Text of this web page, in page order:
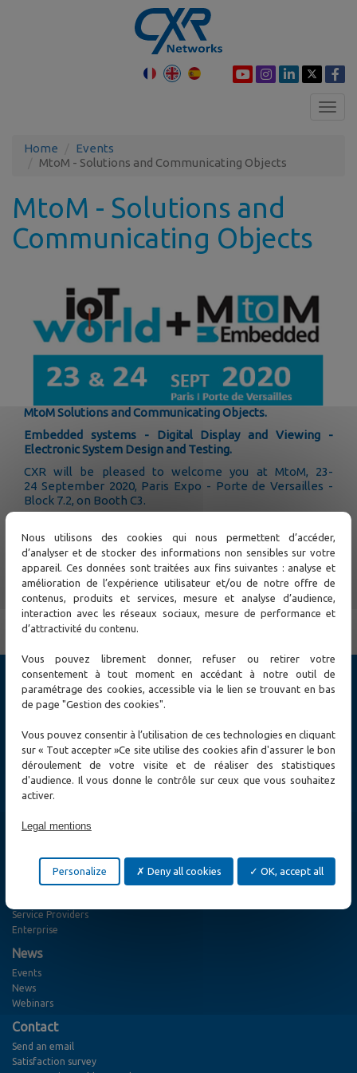
Home
Events
MtoM - Solutions and Communicating Objects
MtoM - Solutions and
Communicating Objects
MtoM Solutions and Communicating Objects.
Embedded systems - Digital Display and Viewing -
Electronic System Design and Testing.
CXR will be pleased to welcome you at MtoM, 23-
24 September 2020, Paris Expo - Porte de Versailles -
Block 7.2, on Booth C3.
share with CXR expert at MtoM !
To register...
← Previous Next →
Products
Cybersecurity
Ethernet Access and Extender
MPLS-TP and SONET / SDH, TDM E1/T1/PDH Networks
Fiber Optic Access
Wireless
Test and measurement
Solutions
Transport & Smart City
Service Providers
Enterprise
News
Events
News
Webinars
Contact
Send an email
Satisfaction survey
Nous utilisons des cookies qui nous permettent d’accéder,
d’analyser et de stocker des informations non sensibles sur votre
appareil. Ces données sont traitées aux fins suivantes : analyse et
amélioration de l’expérience utilisateur et/ou de notre offre de
contenus, produits et services, mesure et analyse d’audience,
interaction avec les réseaux sociaux, mesure de performance et
d’attractivité du contenu.
Vous pouvez librement donner, refuser ou retirer votre
consentement à tout moment en accédant à notre outil de
paramétrage des cookies, accessible via le lien se trouvant en bas
de page "Gestion des cookies".
Vous pouvez consentir à l’utilisation de ces technologies en cliquant
sur « Tout accepter »Ce site utilise des cookies afin d'assurer le bon
déroulement de votre visite et de réaliser des statistiques
d'audience. Il vous donne le contrôle sur ceux que vous souhaitez
activer.
Legal mentions
OK, accept all
Deny all cookies
Personalize